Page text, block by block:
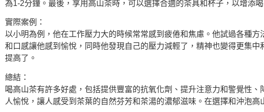
為1-2分鐘。最後，享用高山茶時，可以選擇合適的茶具和杯子，以增添
實際案例：
以小明為例，他在工作壓力大的時候常常感到疲倦和焦慮。他試過各種
和口感讓他感到愉悅，同時他發現自己的壓力減輕了，精神也變得更集
提高了。
總結：
喝高山茶有許多好處，包括提供豐富的抗氧化劑、提升注意力和警覺性
人愉悅，讓人感受到茶葉的自然芬芳和茶湯的濃郁滋味。在選擇和沖泡